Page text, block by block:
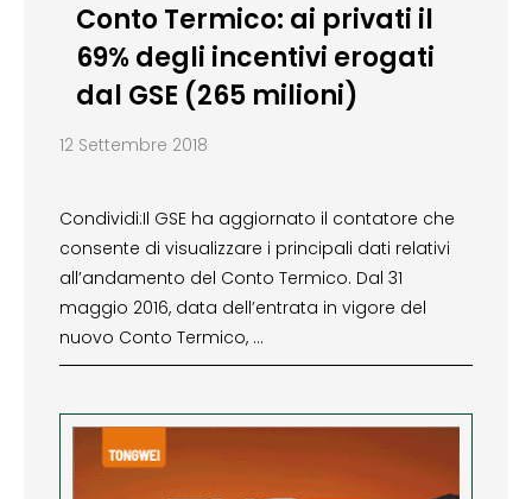
Conto Termico: ai privati il
69% degli incentivi erogati
dal GSE (265 milioni)
12 Settembre 2018
Condividi:Il GSE ha aggiornato il contatore che
consente di visualizzare i principali dati relativi
all’andamento del Conto Termico. Dal 31
maggio 2016, data dell’entrata in vigore del
nuovo Conto Termico, …